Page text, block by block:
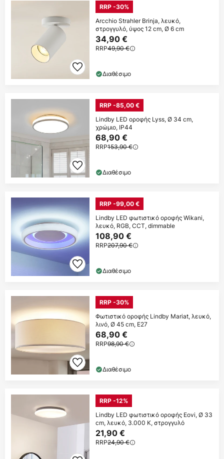
RRP -30%
Arcchio Strahler Brinja, λευκό,
στρογγυλό, ύψος 12 cm, Ø 6 cm
34,90 €
RRP49,90 €
Διαθέσιμο
RRP -85,00 €
Lindby LED οροφής Lyss, Ø 34 cm,
χρώμιο, IP44
68,90 €
RRP153,90 €
Διαθέσιμο
RRP -99,00 €
Lindby LED φωτιστικό οροφής Wikani,
λευκό, RGB, CCT, dimmable
108,90 €
RRP207,90 €
Διαθέσιμο
RRP -30%
Φωτιστικό οροφής Lindby Mariat, λευκό,
λινό, Ø 45 cm, E27
68,90 €
RRP98,90 €
Διαθέσιμο
RRP -12%
Lindby LED φωτιστικό οροφής Eovi, Ø 33
cm, λευκό, 3.000 K, στρογγυλό
21,90 €
RRP24,90 €